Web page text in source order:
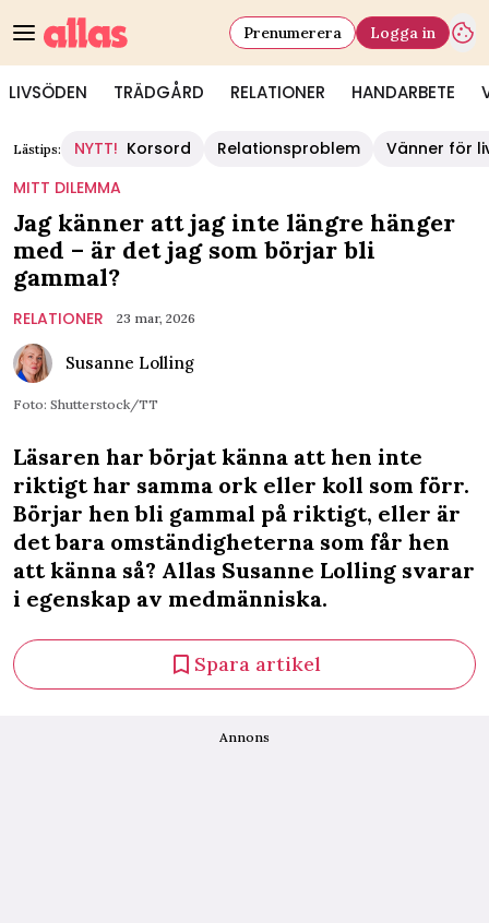
LIVSÖDEN TRÄDGÅRD RELATIONER HANDARBETE
Prenumerera Logga in
Lästips: NYTT! Korsord Relationsproblem
Vänner för
MITT DILEMMA
Jag känner att jag inte längre hänger
med – är det jag som börjar bli
gammal?
RELATIONER 23 mar, 2026
Susanne Lolling
Foto: Shutterstock/TT
Läsaren har börjat känna att hen inte
riktigt har samma ork eller koll som förr.
Börjar hen bli gammal på riktigt, eller är
det bara omständigheterna som får hen
att känna så? Allas Susanne Lolling svarar
i egenskap av medmänniska.
Spara artikel
Annons